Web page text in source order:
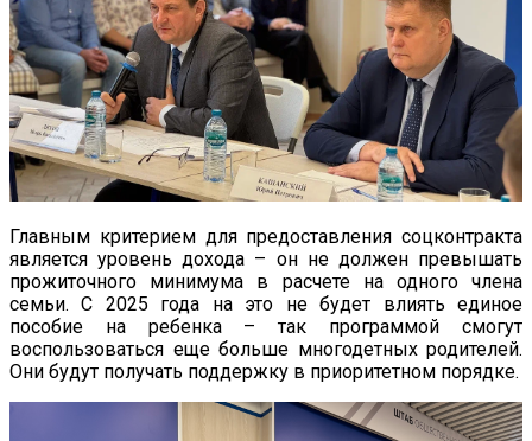
Главным критерием для предоставления соцконтракта
является уровень дохода – он не должен превышать
прожиточного минимума в расчете на одного члена
семьи. С 2025 года на это не будет влиять единое
пособие на ребенка – так программой смогут
воспользоваться еще больше многодетных родителей.
Они будут получать поддержку в приоритетном порядке.